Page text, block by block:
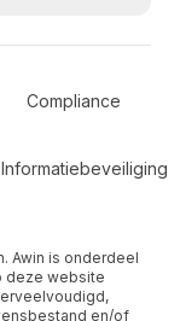
Compliance
Informatiebeveiliging
Awin is onderdeel
deze website
en/of